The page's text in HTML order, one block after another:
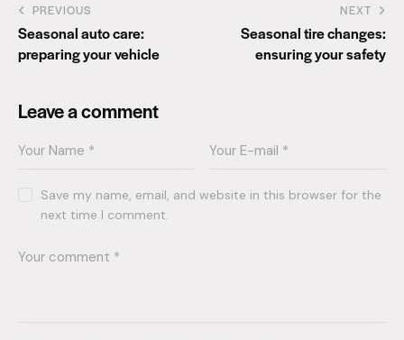
PREVIOUS
Seasonal auto care:
preparing your vehicle
NEXT
Seasonal tire changes:
ensuring your safety
Leave a comment
Save my name, email, and website in this browser for the
next time I comment.